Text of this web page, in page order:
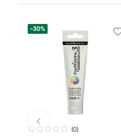
info@jhcon.de
-30%
(0)